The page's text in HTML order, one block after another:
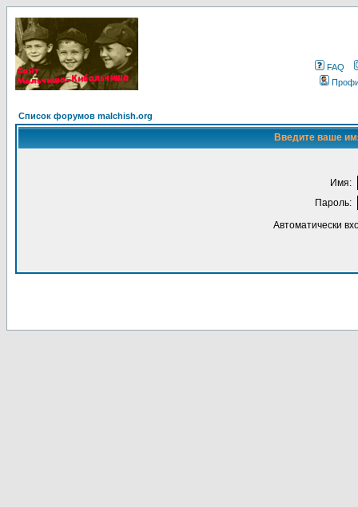
FAQ
Список форумов malchish.org
Введите ваше
Имя:
Пароль:
Автоматически